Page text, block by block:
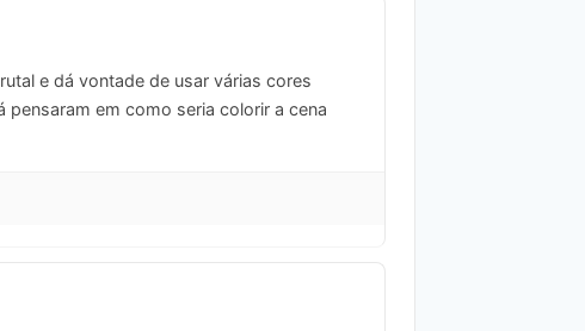
e dá vontade de usar várias cores
em como seria colorir a cena